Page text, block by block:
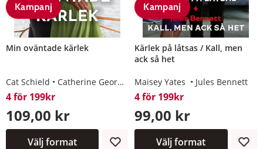
Kampanj
Min oväntade kärlek
Cat Schield Catherine George Maisey Yates Jessica Lemmon
4 för 199kr
109,00 kr
Välj format
Kampanj
Kärlek på låtsas / Kall, men
ack så het
Maisey Yates Jules Bennett
4 för 199kr
99,00 kr
Välj format